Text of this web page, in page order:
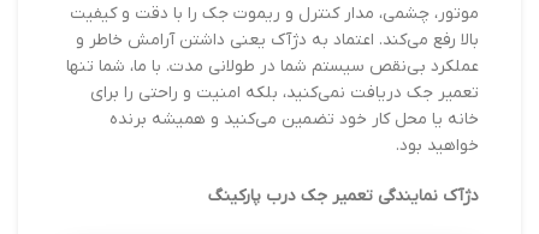
موتور، چشمی، مدار کنترل و ریموت جک را با دقت و کیفیت
بالا رفع می‌کند. اعتماد به دژآک یعنی داشتن آرامش خاطر و
عملکرد بی‌نقص سیستم شما در طولانی مدت. با ما، شما تنها
تعمیر جک دریافت نمی‌کنید، بلکه امنیت و راحتی را برای
خانه یا محل کار خود تضمین می‌کنید و همیشه برنده
خواهید بود.
دژآک نمایندگی تعمیر جک درب پارکینگ